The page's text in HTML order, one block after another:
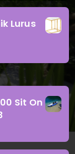
Lurus
Sit On